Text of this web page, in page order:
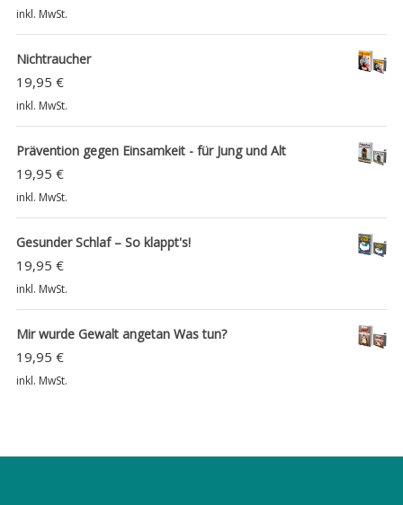
inkl. MwSt.
Nichtraucher
19,95 €
inkl. MwSt.
Prävention gegen Einsamkeit - für Jung und Alt
19,95 €
inkl. MwSt.
Gesunder Schlaf – So klappt's!
19,95 €
inkl. MwSt.
Mir wurde Gewalt angetan Was tun?
19,95 €
inkl. MwSt.